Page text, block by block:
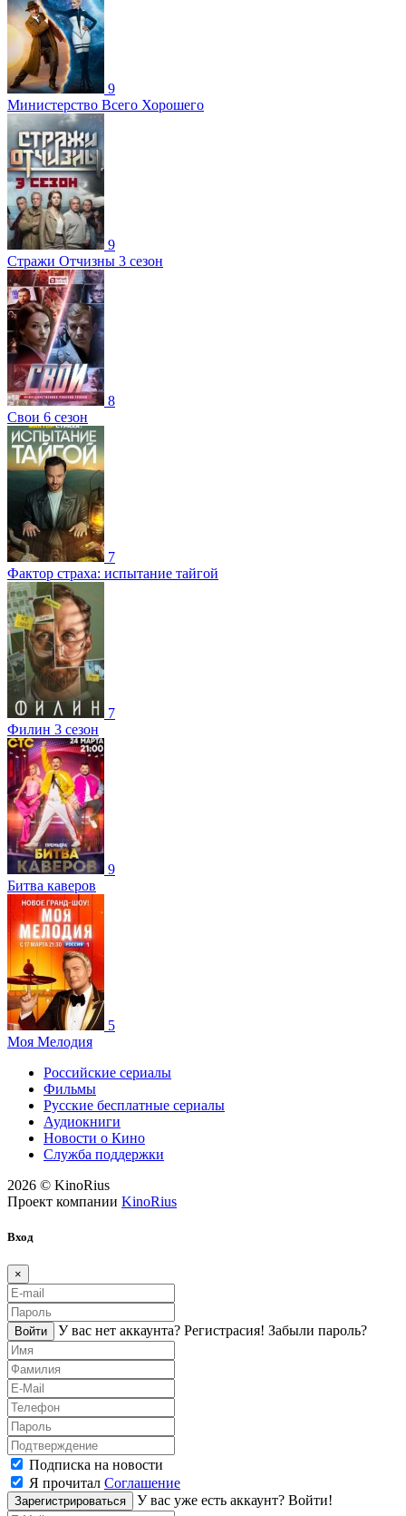
9
Министерство Всего Хорошего
9
Стражи Отчизны 3 сезон
8
Свои 6 сезон
7
Фактор страха: испытание тайгой
7
Филин 3 сезон
9
Битва каверов
5
Моя Мелодия
Российские сериалы
Фильмы
Русские бесплатные сериалы
Аудиокниги
Новости о Кино
Служба поддержки
2026 © KinoRius
Проект компании KinoRius
Вход
×
Войти У вас нет аккаунта? Регистраcия! Забыли пароль?
Подписка на новости
Я прочитал Соглашение
Зарегистрироваться У вас уже есть аккаунт? Войти!